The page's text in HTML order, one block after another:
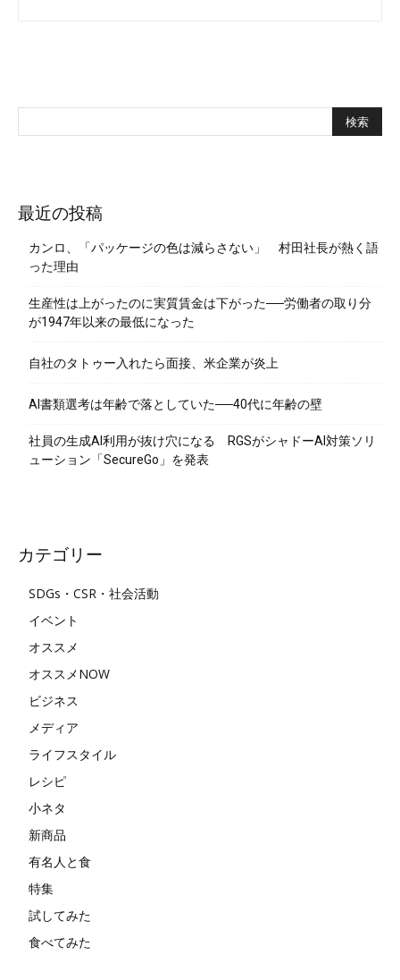
最近の投稿
カンロ、「パッケージの色は減らさない」 村田社長が熱く語
った理由
生産性は上がったのに実質賃金は下がった──労働者の取り分
が1947年以来の最低になった
自社のタトゥー入れたら面接、米企業が炎上
AI書類選考は年齢で落としていた──40代に年齢の壁
社員の生成AI利用が抜け穴になる RGSがシャドーAI対策ソリ
ューション「SecureGo」を発表
カテゴリー
SDGs・CSR・社会活動
イベント
オススメ
オススメNOW
ビジネス
メディア
ライフスタイル
レシピ
小ネタ
新商品
有名人と食
特集
試してみた
食べてみた